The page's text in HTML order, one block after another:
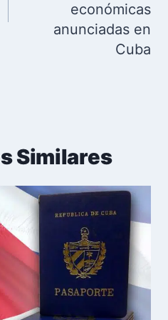
económicas
anunciadas en
Cuba
Similares